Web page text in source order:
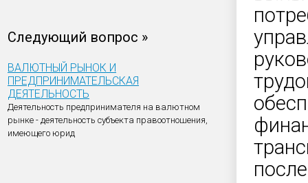
Следующий вопрос »
ВАЛЮТНЫЙ РЫНОК И
ПРЕДПРИНИМАТЕЛЬСКАЯ
ДЕЯТЕЛЬНОСТЬ
Деятельность предпринимателя на валютном
рынке - деятельность субъекта правоотношения,
имеющего юрид